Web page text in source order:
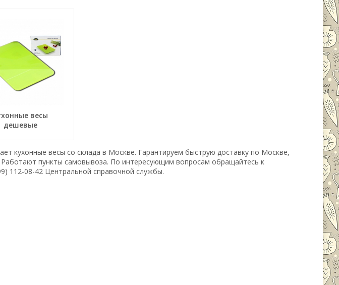
весы
дешевые
кухонные весы со склада в Москве. Гарантируем быструю доставку по Москве,
Работают пункты самовывоза. По интересующим вопросам обращайтесь к
112-08-42 Центральной справочной службы.